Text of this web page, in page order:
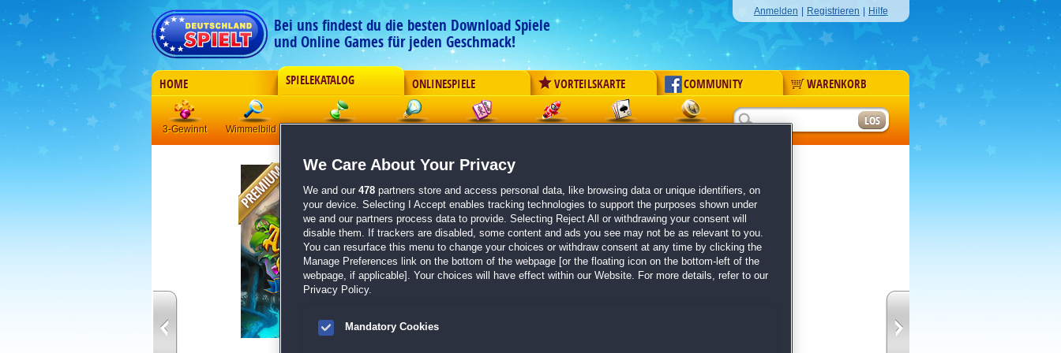
Bei uns findest du die besten Download Spiele
und Online Games für jeden Geschmack!
Anmelden Registrieren Hilfe
HOME SPIELEKATALOG ONLINESPIELE VORTEILSKARTE COMMUNITY WARENKORB
3-Gewinnt Wimmelbild
Alchemy Odyssey:
Originaltitel:Alchemy Odyssey: Rise of Shadows
Entwickler: e-FunSoft
von 1 Mitglied
3-Gewinnt | Größe: 173.2 MB
We Care About Your Privacy
We and our 478 partners store and access personal data, like browsing data or unique identifiers, on
your device. Selecting I Accept enables tracking technologies to support the purposes shown under
we and our partners process data to provide. Selecting Reject All or withdrawing your consent will
disable them. If trackers are disabled, some content and ads you see may not be as relevant to you.
You can resurface this menu to change your choices or withdraw consent at any time by clicking the
Manage Preferences link on the bottom of the webpage [or the floating icon on the bottom-left of the
webpage, if applicable]. Your choices will have effect within our Website. For more details, refer to our
Privacy Policy.
Mandatory Cookies